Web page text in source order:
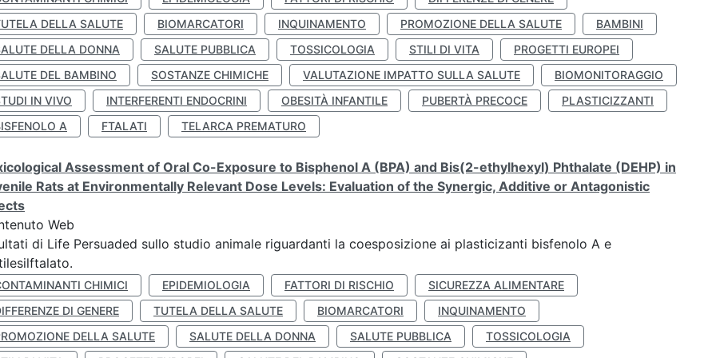
DELLA SALUTE
BIOMARCATORI INQUINAMENTO PROMOZIONE DELLA SALUTE
BAMBINI
DELLA DONNA
SALUTE PUBBLICA TOSSICOLOGIA STILI DI VITA
PROGETTI EUROPEI
DEL BAMBINO
SOSTANZE CHIMICHE VALUTAZIONE IMPATTO SULLA SALUTE
BIOMONITORAGGIO
IN VIVO
INTERFERENTI ENDOCRINI OBESITÀ INFANTILE PUBERTÀ PRECOCE
PLASTICIZZANTI
A
FTALATI TELARCA PREMATURO
Assessment of Oral Co-Exposure to Bisphenol A (BPA) and Bis(2-ethylhexyl) Phthalate (DEHP) in
Rats at Environmentally Relevant Dose Levels: Evaluation of the Synergic, Additive or Antagonistic
Web
di Life Persuaded sullo studio animale riguardanti la coesposizione ai plasticizanti bisfenolo A e
CHIMICI EPIDEMIOLOGIA FATTORI DI RISCHIO
SICUREZZA ALIMENTARE
DI GENERE
TUTELA DELLA SALUTE BIOMARCATORI
INQUINAMENTO
DELLA SALUTE
SALUTE DELLA DONNA SALUTE PUBBLICA
TOSSICOLOGIA